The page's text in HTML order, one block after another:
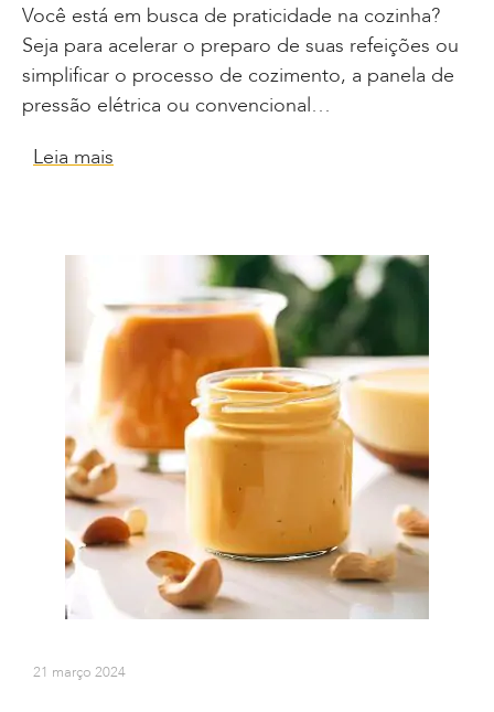
Você está em busca de praticidade na cozinha?
Seja para acelerar o preparo de suas refeições ou
simplificar o processo de cozimento, a panela de
pressão elétrica ou convencional…
Leia mais
21 março 2024